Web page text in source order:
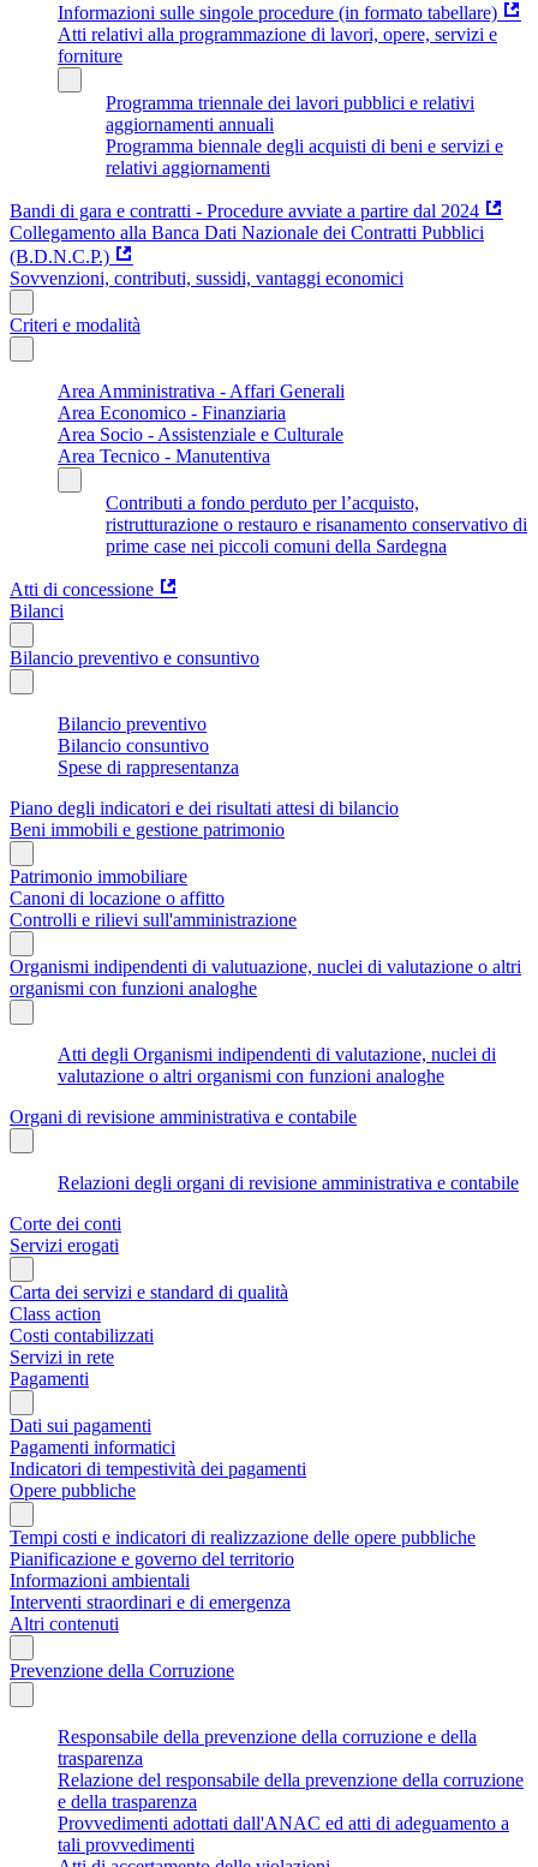
Informazioni sulle singole procedure (in formato tabellare)
Atti relativi alla programmazione di lavori, opere, servizi e
forniture
Programma triennale dei lavori pubblici e relativi
aggiornamenti annuali
Programma biennale degli acquisti di beni e servizi e
relativi aggiornamenti
Bandi di gara e contratti - Procedure avviate a partire dal 2024
Collegamento alla Banca Dati Nazionale dei Contratti Pubblici
(B.D.N.C.P.)
Sovvenzioni, contributi, sussidi, vantaggi economici
Criteri e modalità
Area Amministrativa - Affari Generali
Area Economico - Finanziaria
Area Socio - Assistenziale e Culturale
Area Tecnico - Manutentiva
Contributi a fondo perduto per l’acquisto,
ristrutturazione o restauro e risanamento conservativo di
prime case nei piccoli comuni della Sardegna
Atti di concessione
Bilanci
Bilancio preventivo e consuntivo
Bilancio preventivo
Bilancio consuntivo
Spese di rappresentanza
Piano degli indicatori e dei risultati attesi di bilancio
Beni immobili e gestione patrimonio
Patrimonio immobiliare
Canoni di locazione o affitto
Controlli e rilievi sull'amministrazione
Organismi indipendenti di valutuazione, nuclei di valutazione o altri
organismi con funzioni analoghe
Atti degli Organismi indipendenti di valutazione, nuclei di
valutazione o altri organismi con funzioni analoghe
Organi di revisione amministrativa e contabile
Relazioni degli organi di revisione amministrativa e contabile
Corte dei conti
Servizi erogati
Carta dei servizi e standard di qualità
Class action
Costi contabilizzati
Servizi in rete
Pagamenti
Dati sui pagamenti
Pagamenti informatici
Indicatori di tempestività dei pagamenti
Opere pubbliche
Tempi costi e indicatori di realizzazione delle opere pubbliche
Pianificazione e governo del territorio
Informazioni ambientali
Interventi straordinari e di emergenza
Altri contenuti
Prevenzione della Corruzione
Responsabile della prevenzione della corruzione e della
trasparenza
Relazione del responsabile della prevenzione della corruzione
e della trasparenza
Provvedimenti adottati dall'ANAC ed atti di adeguamento a
tali provvedimenti